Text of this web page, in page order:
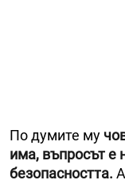
По думите му
има, въпросът е
безопасността.